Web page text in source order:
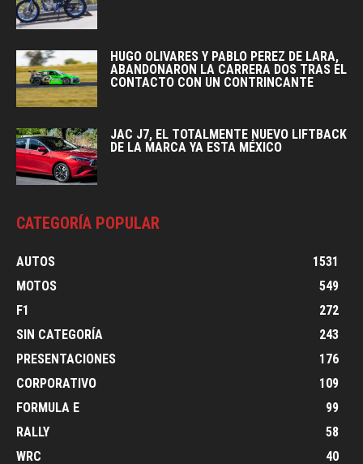
HUGO OLIVARES Y PABLO PEREZ DE LARA,
ABANDONARON LA CARRERA DOS TRAS EL
CONTACTO CON UN CONTRINCANTE
JAC J7, EL TOTALMENTE NUEVO LIFTBACK
DE LA MARCA YA ESTA MÉXICO
CATEGORÍA POPULAR
AUTOS
1531
MOTOS
549
F1
272
SIN CATEGORÍA
243
PRESENTACIONES
176
CORPORATIVO
109
FORMULA E
99
RALLY
58
WRC
40